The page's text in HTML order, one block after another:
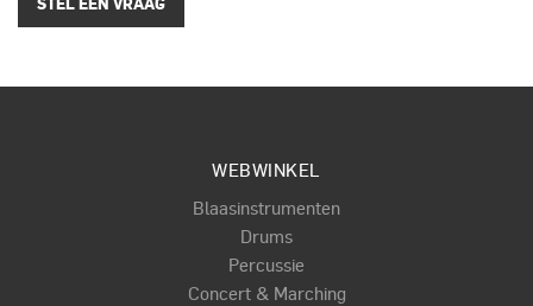
WEBWINKEL
Blaasinstrumenten
Drums
Percussie
Concert & Marching